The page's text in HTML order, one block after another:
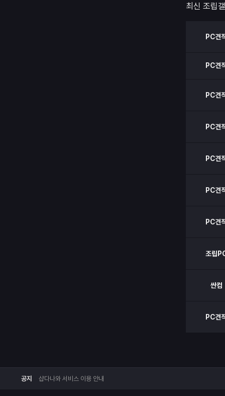
최신 조립
PC견
PC견
PC견
PC견
PC견
PC견
PC견
조립
싼컴
PC견
공지 샵다나와 서비스 이용 안내